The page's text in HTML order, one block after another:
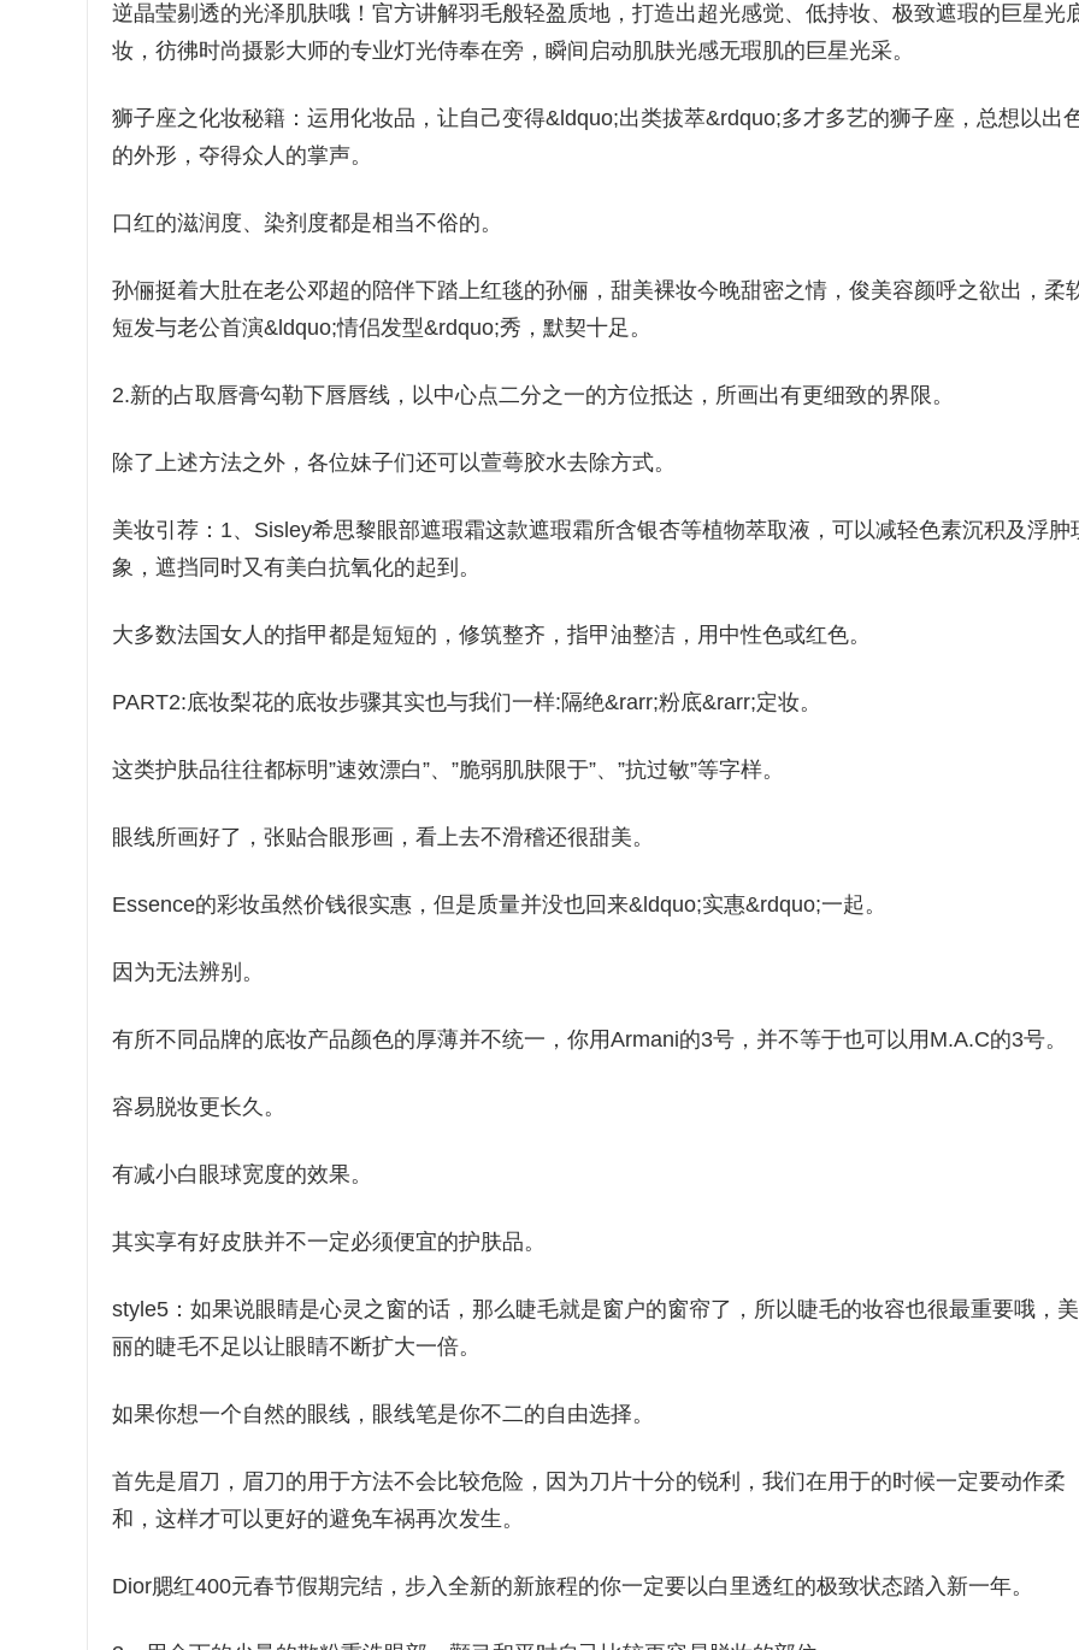
逆晶莹剔透的光泽肌肤哦！官方讲解羽毛般轻盈质地，打造出超光感觉、低持妆、极致遮瑕的巨星光
妆，彷彿时尚摄影大师的专业灯光侍奉在旁，瞬间启动肌肤光感无瑕肌的巨星光采。
狮子座之化妆秘籍：运用化妆品，让自己变得&ldquo;出类拔萃&rdquo;多才多艺的狮子座，总想以出
的外形，夺得众人的掌声。
口红的滋润度、染剂度都是相当不俗的。
孙俪挺着大肚在老公邓超的陪伴下踏上红毯的孙俪，甜美裸妆今晚甜密之情，俊美容颜呼之欲出，柔
短发与老公首演&ldquo;情侣发型&rdquo;秀，默契十足。
2.新的占取唇膏勾勒下唇唇线，以中心点二分之一的方位抵达，所画出有更细致的界限。
除了上述方法之外，各位妹子们还可以萱蕚胶水去除方式。
美妆引荐：1、Sisley希思黎眼部遮瑕霜这款遮瑕霜所含银杏等植物萃取液，可以减轻色素沉积及浮肿
象，遮挡同时又有美白抗氧化的起到。
大多数法国女人的指甲都是短短的，修筑整齐，指甲油整洁，用中性色或红色。
PART2:底妆梨花的底妆步骤其实也与我们一样:隔绝&rarr;粉底&rarr;定妆。
这类护肤品往往都标明”速效漂白”、”脆弱肌肤限于”、”抗过敏”等字样。
眼线所画好了，张贴合眼形画，看上去不滑稽还很甜美。
Essence的彩妆虽然价钱很实惠，但是质量并没也回来&ldquo;实惠&rdquo;一起。
因为无法辨别。
有所不同品牌的底妆产品颜色的厚薄并不统一，你用Armani的3号，并不等于也可以用M.A.C的3号。
容易脱妆更长久。
有减小白眼球宽度的效果。
其实享有好皮肤并不一定必须便宜的护肤品。
style5：如果说眼睛是心灵之窗的话，那么睫毛就是窗户的窗帘了，所以睫毛的妆容也很最重要哦，美
丽的睫毛不足以让眼睛不断扩大一倍。
如果你想一个自然的眼线，眼线笔是你不二的自由选择。
首先是眉刀，眉刀的用于方法不会比较危险，因为刀片十分的锐利，我们在用于的时候一定要动作柔
和，这样才可以更好的避免车祸再次发生。
Dior腮红400元春节假期完结，步入全新的新旅程的你一定要以白里透红的极致状态踏入新一年。